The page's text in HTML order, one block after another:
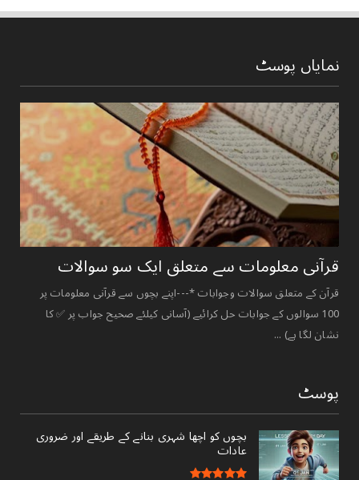
نمایاں پوسٹ
قرآنی ‏معلومات ‏سے ‏متعلق ‏ایک ‏سو ‏سوالات ‏
قرآن کے متعلق سوالات وجوابات *---اپنے بچوں سے قرآنی معلومات پر
100 سوالوں کے جوابات حل کرائیے (آسانی کیلئے صحیح جواب پر ✅ کا
نشان لگا ہے) ...
پوسٹ
بچوں کو اچھا شہری بنانے کے طریقے اور ضروری
عادات